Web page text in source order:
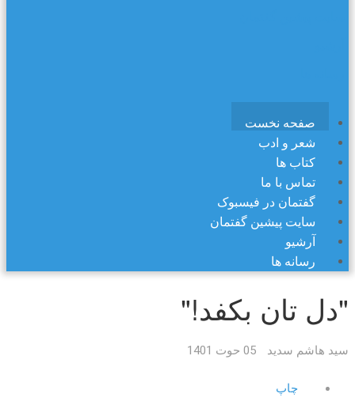
صفحه نخست
شعر و ادب
کتاب ها
تماس با ما
گفتمان در فیسبوک
سایت پیشین گفتمان
آرشیو
رسانه ها
"دل تان بکفد!"
سید هاشم سدید 05 حوت 1401
چاپ